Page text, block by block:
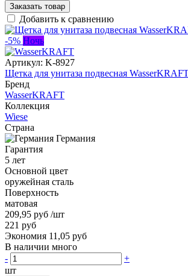
Заказать товар
Добавить к сравнению
-5% Ночь
Артикул: K-8927
Щетка для унитаза подвесная
Бренд
WasserKRAFT
Коллекция
Wiese
Страна
Германия
Гарантия
5 лет
Основной цвет
оружейная сталь
Поверхность
матовая
209,95 руб /шт
221 руб
Экономия 11,05 руб
В наличии много
-
+
шт